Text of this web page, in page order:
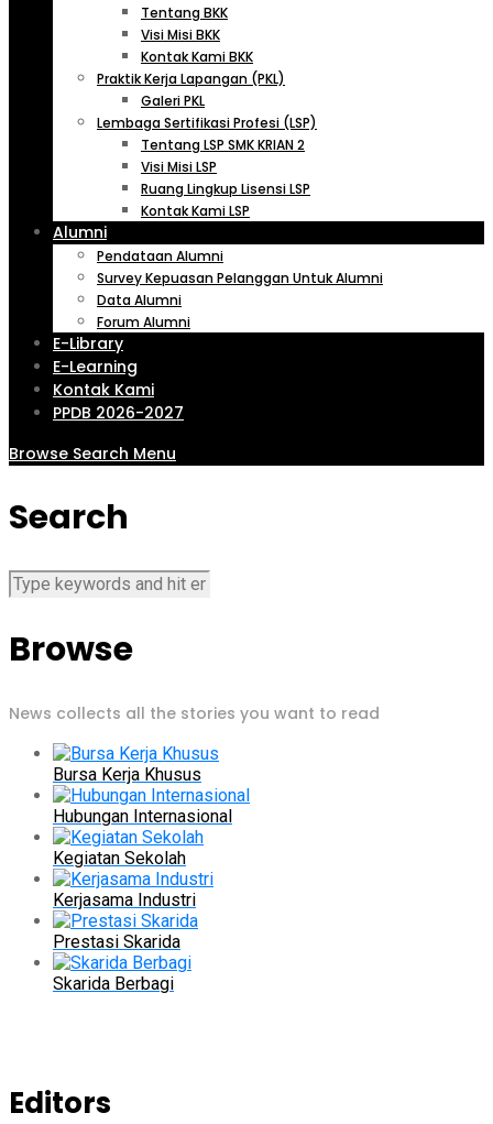
Tentang BKK
Visi Misi BKK
Kontak Kami BKK
Praktik Kerja Lapangan (PKL)
Galeri PKL
Lembaga Sertifikasi Profesi (LSP)
Tentang LSP SMK KRIAN 2
Visi Misi LSP
Ruang Lingkup Lisensi LSP
Kontak Kami LSP
Alumni
Pendataan Alumni
Survey Kepuasan Pelanggan Untuk Alumni
Data Alumni
Forum Alumni
E-Library
E-Learning
Kontak Kami
PPDB 2026-2027
Browse Search Menu
Search
Browse
News collects all the stories you want to read
Bursa Kerja Khusus
Hubungan Internasional
Kegiatan Sekolah
Kerjasama Industri
Prestasi Skarida
Skarida Berbagi
Editors